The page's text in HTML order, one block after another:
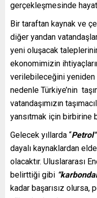
gerçekleşmesinde
Bir taraftan kaynak ve
diğer yandan
yeni oluşacak
ekonomimizin
verilebileceğini yeniden
nedenle Türkiye’nin
vatandaşımızın
yansıtmak için birbirine
Gelecek yıllarda “Petrol”
dayalı kaynaklardan
olacaktır. Uluslararası
belirttiği gibi
kadar başarısız olursa,